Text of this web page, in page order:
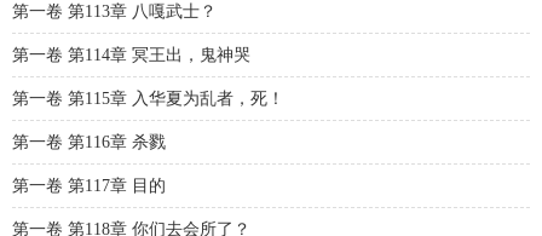
第一卷 第113章 八嘎武士？
第一卷 第114章 冥王出，鬼神哭
第一卷 第115章 入华夏为乱者，死！
第一卷 第116章 杀戮
第一卷 第117章 目的
第一卷 第118章 你们去会所了？